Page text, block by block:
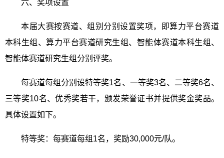
六、奖项设置
本届大赛按赛道、组别分别设置奖项，即算力平台赛道
本科生组、算力平台赛道研究生组、智能体赛道本科生组、
智能体赛道研究生组分别评奖。
每赛道每组分别设特等奖1名、一等奖3名、二等奖6名、
三等奖10名、优秀奖若干，颁发荣誉证书并提供奖金奖品。
具体设置如下。
特等奖：每赛道每组 1名，奖励30,000元/队。